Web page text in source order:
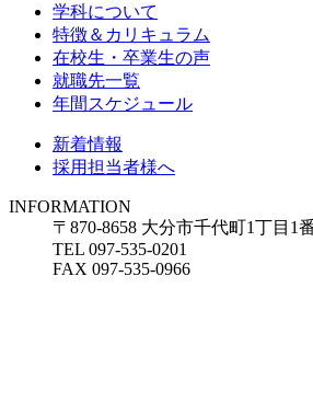
学科について
特徴＆カリキュラム
在校生・卒業生の声
就職先一覧
年間スケジュール
新着情報
採用担当者様へ
INFORMATION
〒870-8658 大分市千代町1丁目1
TEL 097-535-0201
FAX 097-535-0966